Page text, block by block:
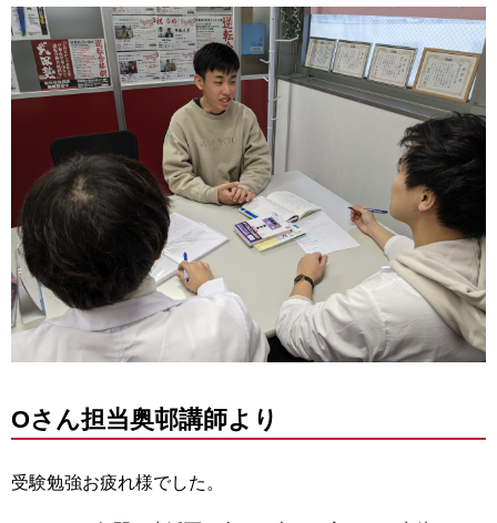
Oさん担当奥邨講師より
受験勉強お疲れ様でした。